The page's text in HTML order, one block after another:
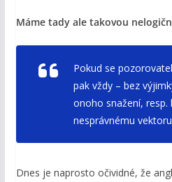
Máme tady ale takovou
Pokud se
pak vždy – bez
onoho snažení, resp.
nesprávnému
Dnes je naprosto očividné, že